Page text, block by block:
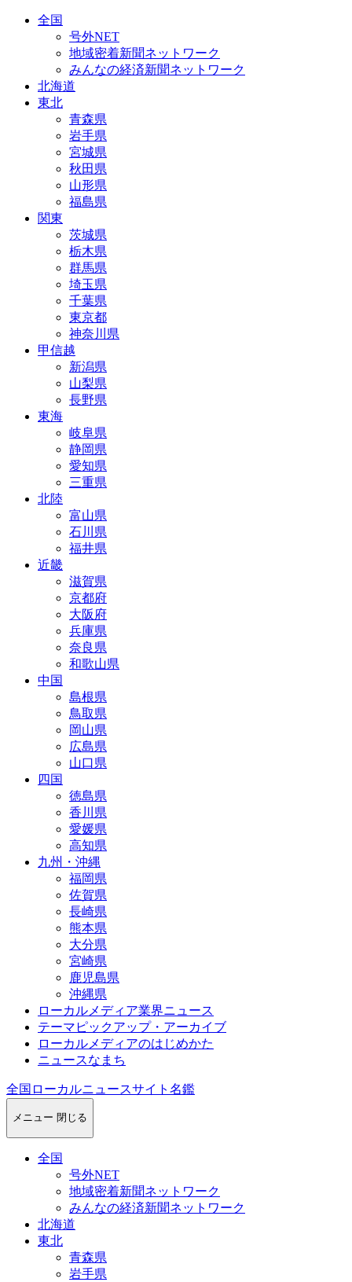
全国
号外NET
地域密着新聞ネットワーク
みんなの経済新聞ネットワーク
北海道
東北
青森県
岩手県
宮城県
秋田県
山形県
福島県
関東
茨城県
栃木県
群馬県
埼玉県
千葉県
東京都
神奈川県
甲信越
新潟県
山梨県
長野県
東海
岐阜県
静岡県
愛知県
三重県
北陸
富山県
石川県
福井県
近畿
滋賀県
京都府
大阪府
兵庫県
奈良県
和歌山県
中国
島根県
鳥取県
岡山県
広島県
山口県
四国
徳島県
香川県
愛媛県
高知県
九州・沖縄
福岡県
佐賀県
長崎県
熊本県
大分県
宮崎県
鹿児島県
沖縄県
ローカルメディア業界ニュース
テーマピックアップ・アーカイブ
ローカルメディアのはじめかた
ニュースなまち
全国ローカルニュースサイト名鑑
メニュー 閉じる
全国
号外NET
地域密着新聞ネットワーク
みんなの経済新聞ネットワーク
北海道
東北
青森県
岩手県